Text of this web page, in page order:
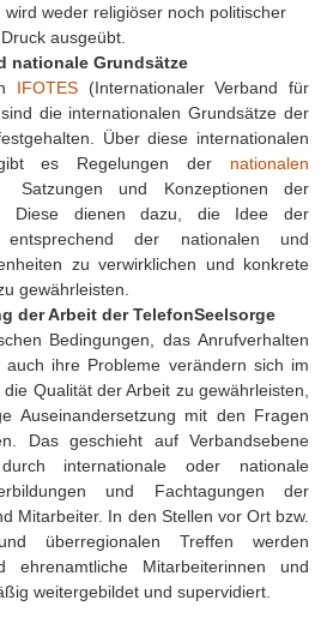
wird weder religiöser noch politischer
ausgeübt.
nationale Grundsätze
IFOTES(Internationaler Verband für
die internationalen Grundsätze der
Über diese internationalen
es Regelungen der nationalen
und Konzeptionen der
Diese dienen dazu, die Idee der
entsprechend der nationalen und
zu verwirklichen und konkrete
gewährleisten.
der Arbeit der TelefonSeelsorge
Bedingungen, das Anrufverhalten
ihre Probleme verändern sich im
Qualität der Arbeit zu gewährleisten,
Auseinandersetzung mit den Fragen
Das geschieht auf Verbandsebene
internationale oder nationale
und Fachtagungen der
Mitarbeiter. In den Stellen vor Ort bzw.
überregionalen Treffen werden
ehrenamtliche Mitarbeiterinnen und
weitergebildet und supervidiert.